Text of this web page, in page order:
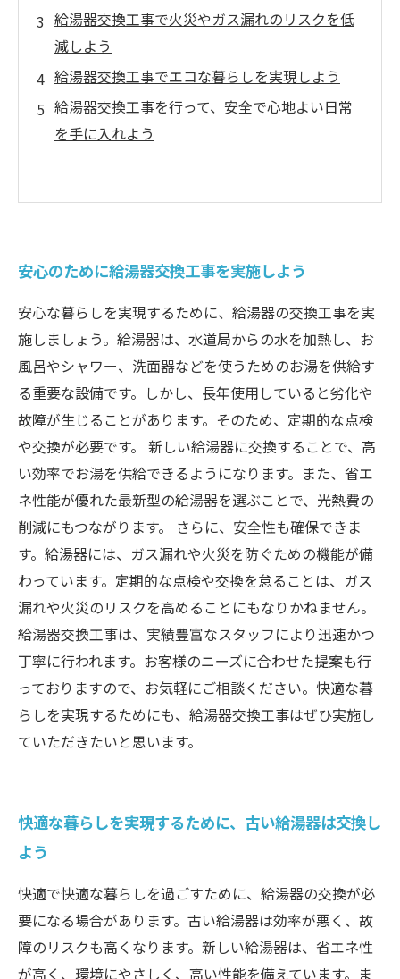
給湯器交換工事で火災やガス漏れのリスクを低
減しよう
給湯器交換工事でエコな暮らしを実現しよう
給湯器交換工事を行って、安全で心地よい日常
を手に入れよう
安心のために給湯器交換工事を実施しよう
安心な暮らしを実現するために、給湯器の交換工事を実
施しましょう。給湯器は、水道局からの水を加熱し、お
風呂やシャワー、洗面器などを使うためのお湯を供給す
る重要な設備です。しかし、長年使用していると劣化や
故障が生じることがあります。そのため、定期的な点検
や交換が必要です。 新しい給湯器に交換することで、高
い効率でお湯を供給できるようになります。また、省エ
ネ性能が優れた最新型の給湯器を選ぶことで、光熱費の
削減にもつながります。 さらに、安全性も確保できま
す。給湯器には、ガス漏れや火災を防ぐための機能が備
わっています。定期的な点検や交換を怠ることは、ガス
漏れや火災のリスクを高めることにもなりかねません。
給湯器交換工事は、実績豊富なスタッフにより迅速かつ
丁寧に行われます。お客様のニーズに合わせた提案も行
っておりますので、お気軽にご相談ください。快適な暮
らしを実現するためにも、給湯器交換工事はぜひ実施し
ていただきたいと思います。
快適な暮らしを実現するために、古い給湯器は交換し
よう
快適で快適な暮らしを過ごすために、給湯器の交換が必
要になる場合があります。古い給湯器は効率が悪く、故
障のリスクも高くなります。新しい給湯器は、省エネ性
が高く、環境にやさしく、高い性能を備えています。ま